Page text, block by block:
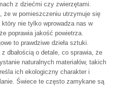
z dziećmi czy zwierzętami.
że w pomieszczeniu utrzymuje się
nie tylko wprowadza nas w
poprawia jakość powietrza.
to prawdziwe dzieła sztuki.
dbałością o detale, co sprawia, że
naturalnych materiałów, takich
ich ekologiczny charakter i
Świece te często zamykane są